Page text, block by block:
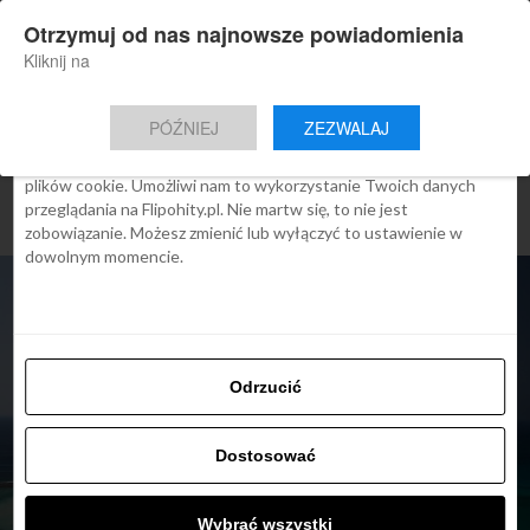
Nowa aplikacja Flipohity
Aktualne wiadomości, artykuły, TOP
Instalacja
Aegean Airlines:
Zgoda Szczegóły O cookies
Ta strona używa plików cookies
We Flipo robimy wszystko, aby pokazać Ci tylko te treści, które
plików cookie. Umożliwi nam to wykorzystanie Twoich danych
przeglądania na Flipohity.pl. Nie martw się, to nie jest
zobowiązanie. Możesz zmienić lub wyłączyć to ustawienie w
dowolnym momencie.
Odrzucić
Dostosować
Wybrać wszystki
Otrzymuj od nas najnowsze powiadomienia
Kliknij na
PÓŹNIEJ ZEZWALAJ